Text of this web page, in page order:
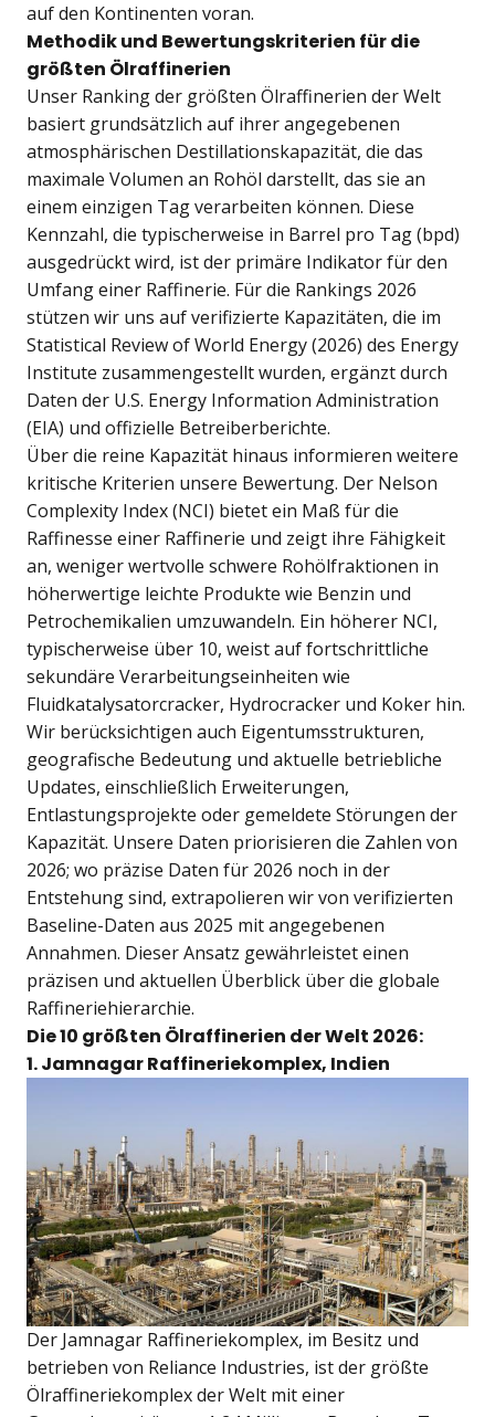
auf den Kontinenten voran.
Methodik und Bewertungskriterien für die
größten Ölraffinerien
Unser Ranking der größten Ölraffinerien der Welt
basiert grundsätzlich auf ihrer angegebenen
atmosphärischen Destillationskapazität, die das
maximale Volumen an Rohöl darstellt, das sie an
einem einzigen Tag verarbeiten können. Diese
Kennzahl, die typischerweise in Barrel pro Tag (bpd)
ausgedrückt wird, ist der primäre Indikator für den
Umfang einer Raffinerie. Für die Rankings 2026
stützen wir uns auf verifizierte Kapazitäten, die im
Statistical Review of World Energy (2026) des Energy
Institute zusammengestellt wurden, ergänzt durch
Daten der U.S. Energy Information Administration
(EIA) und offizielle Betreiberberichte.
Über die reine Kapazität hinaus informieren weitere
kritische Kriterien unsere Bewertung. Der Nelson
Complexity Index (NCI) bietet ein Maß für die
Raffinesse einer Raffinerie und zeigt ihre Fähigkeit
an, weniger wertvolle schwere Rohölfraktionen in
höherwertige leichte Produkte wie Benzin und
Petrochemikalien umzuwandeln. Ein höherer NCI,
typischerweise über 10, weist auf fortschrittliche
sekundäre Verarbeitungseinheiten wie
Fluidkatalysatorcracker, Hydrocracker und Koker hin.
Wir berücksichtigen auch Eigentumsstrukturen,
geografische Bedeutung und aktuelle betriebliche
Updates, einschließlich Erweiterungen,
Entlastungsprojekte oder gemeldete Störungen der
Kapazität. Unsere Daten priorisieren die Zahlen von
2026; wo präzise Daten für 2026 noch in der
Entstehung sind, extrapolieren wir von verifizierten
Baseline-Daten aus 2025 mit angegebenen
Annahmen. Dieser Ansatz gewährleistet einen
präzisen und aktuellen Überblick über die globale
Raffineriehierarchie.
Die 10 größten Ölraffinerien der Welt 2026:
1. Jamnagar Raffineriekomplex, Indien
Der Jamnagar Raffineriekomplex, im Besitz und
betrieben von Reliance Industries, ist der größte
Ölraffineriekomplex der Welt mit einer